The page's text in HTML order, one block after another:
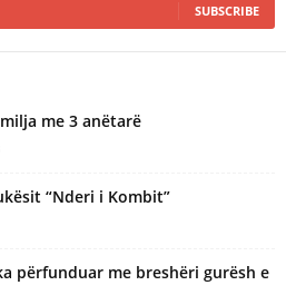
SUBSCRIBE
me 3 anëtarë
“Nderi i Kombit”
përfunduar me breshëri gurësh e